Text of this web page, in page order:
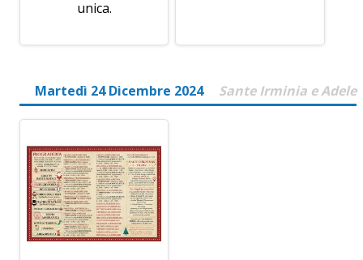
unica.
Martedì 24 Dicembre 2024 Sante Irminia e Adele